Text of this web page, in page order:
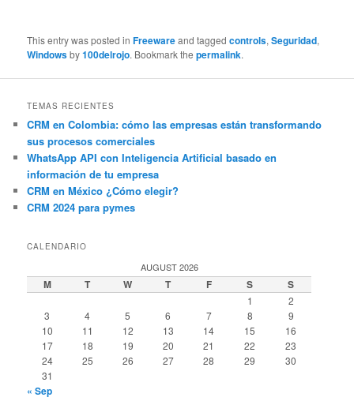
This entry was posted inFreewareand taggedcontrols,Seguridad,
Windowsby100delrojo. Bookmark thepermalink.
TEMAS RECIENTES
CRM en Colombia: cómo las empresas están transformando
sus procesos comerciales
WhatsApp API con Inteligencia Artificial basado en
información de tu empresa
CRM en México ¿Cómo elegir?
CRM 2024 para pymes
CALENDARIO
AUGUST 2026
M T W T F S S
1
2
3
4 5 6 7 8
9
10
11 12 13 14 15
16
17
18 19 20 21 22
23
24
25 26 27 28 29
30
31
« Sep